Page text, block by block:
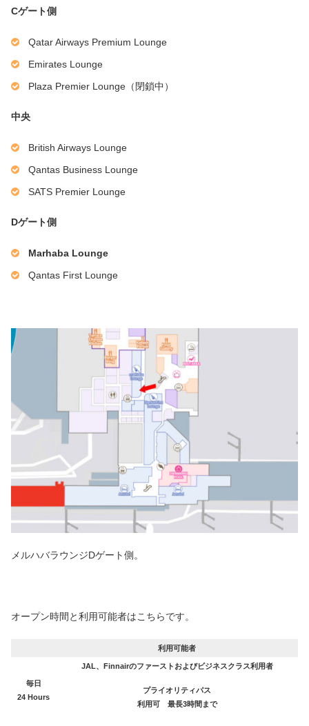
Cゲート側
Qatar Airways Premium Lounge
Emirates Lounge
Plaza Premier Lounge（閉鎖中）
中央
British Airways Lounge
Qantas Business Lounge
SATS Premier Lounge
Dゲート側
Marhaba Lounge
Qantas First Lounge
メルハバラウンジDゲート側。
オープン時間と利用可能者はこちらです。
利用可能者
毎日
24 Hours
JAL、Finnairのファーストおよびビジネスクラス利用者
プライオリティパス
利用可 最長3時間まで